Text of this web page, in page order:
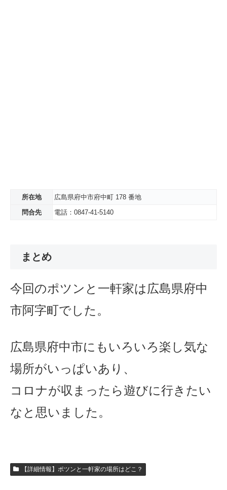
所在地
広島県府中市府中町 178 番地
問合先
電話：0847-41-5140
まとめ
今回のポツンと一軒家は広島県府中
市阿字町でした。
広島県府中市にもいろいろ楽し気な
場所がいっぱいあり、
コロナが収まったら遊びに行きたい
なと思いました。
【詳細情報】ポツンと一軒家の場所はどこ？